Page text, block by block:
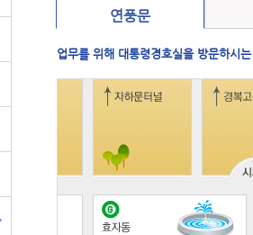
연풍문
업무를 위해 대통령경호실을 방문하시